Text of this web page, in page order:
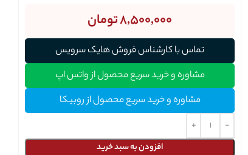
8,500,000تومان
تماس با کارشناس فروش هایک سرویس
مشاوره و خرید سریع محصول از واتس اپ
مشاوره و خرید سریع محصول از روبیکا
افزودن به سبد خرید